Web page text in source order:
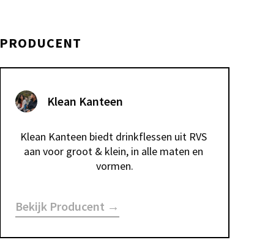
PRODUCENT
Klean Kanteen
Klean Kanteen biedt drinkflessen uit RVS
aan voor groot & klein, in alle maten en
vormen.
Bekijk Producent →